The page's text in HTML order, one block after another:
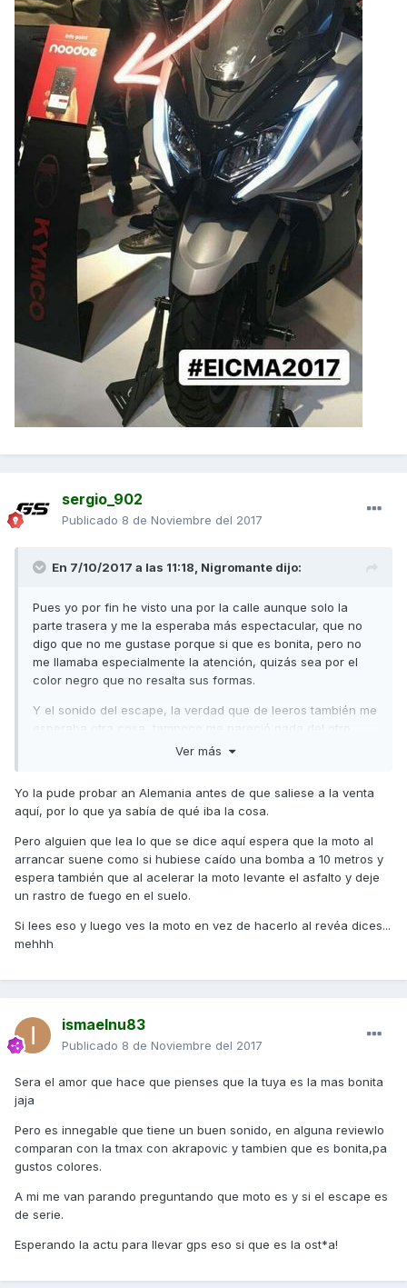
sergio_902
Publicado 8 de Noviembre del 2017
En 7/10/2017 a las 11:18, Nigromante dijo:
Pues yo por fin he visto una por la calle aunque solo la
parte trasera y me la esperaba más espectacular, que no
digo que no me gustase porque si que es bonita, pero no
me llamaba especialmente la atención, quizás sea por el
color negro que no resalta sus formas.
Y el sonido del escape, la verdad que de leeros también me
esperaba otra cosa, tampoco me pareció nada del otro
mundo y desde luego a mi no me pareció para nada
porque yo la he visto por ciudad e iba tranquilo con ella,
hasta ni me pareció muy distinto del sonido de un
monocilíndrico.
Ver más
Yo la pude probar an Alemania antes de que saliese a la venta
aquí, por lo que ya sabía de qué iba la cosa.
Pero alguien que lea lo que se dice aquí espera que la moto al
arrancar suene como si hubiese caído una bomba a 10 metros y
espera también que al acelerar la moto levante el asfalto y deje
un rastro de fuego en el suelo.
Si lees eso y luego ves la moto en vez de hacerlo al revéa dices...
mehhh
ismaelnu83
Publicado 8 de Noviembre del 2017
Sera el amor que hace que pienses que la tuya es la mas bonita
jaja
Pero es innegable que tiene un buen sonido, en alguna reviewlo
comparan con la tmax con akrapovic y tambien que es bonita,pa
gustos colores.
A mi me van parando preguntando que moto es y si el escape es
de serie.
Esperando la actu para llevar gps eso si que es la ost*a!